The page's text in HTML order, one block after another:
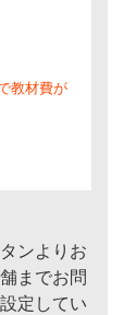
教材費が
ンよりお
までお問
定してい